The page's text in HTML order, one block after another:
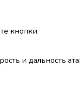
кнопки.
и дальность